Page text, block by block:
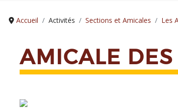
Accueil Activités Sections et Amicales Les
AMICALE